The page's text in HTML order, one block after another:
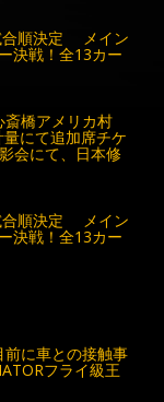
合順決定 メイン
決戦！全13カー
橋アメリカ村
量にて追加席チケ
会にて、日本修
合順決定 メイン
決戦！全13カー
に車との接触事
フライ級王